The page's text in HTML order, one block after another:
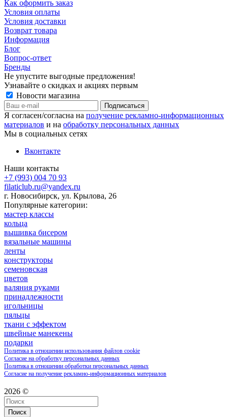
Как оформить заказ
Условия оплаты
Условия доставки
Возврат товара
Информация
Блог
Вопрос-ответ
Бренды
Не упустите выгодные предложения!
Узнавайте о скидках и акциях первым
Новости магазина
Я согласен/согласна на получение рекламно-информационных
материалов и на обработку персональных данных
Мы в социальных сетях
Вконтакте
Наши контакты
+7 (993) 004 70 93
filaticlub.ru@yandex.ru
г. Новосибирск, ул. Крылова, 26
Популярные категории:
мастер классы
кольца
вышивка бисером
вязальные машины
ленты
конструкторы
семеновская
цветов
валяния руками
принадлежности
игольницы
пяльцы
ткани с эффектом
швейные манекены
подарки
Политика в отношении использования файлов cookie
Согласие на обработку персональных данных
Политика в отношении обработки персональных данных
Согласие на получение рекламно-информационных материалов
2026 ©
Поиск